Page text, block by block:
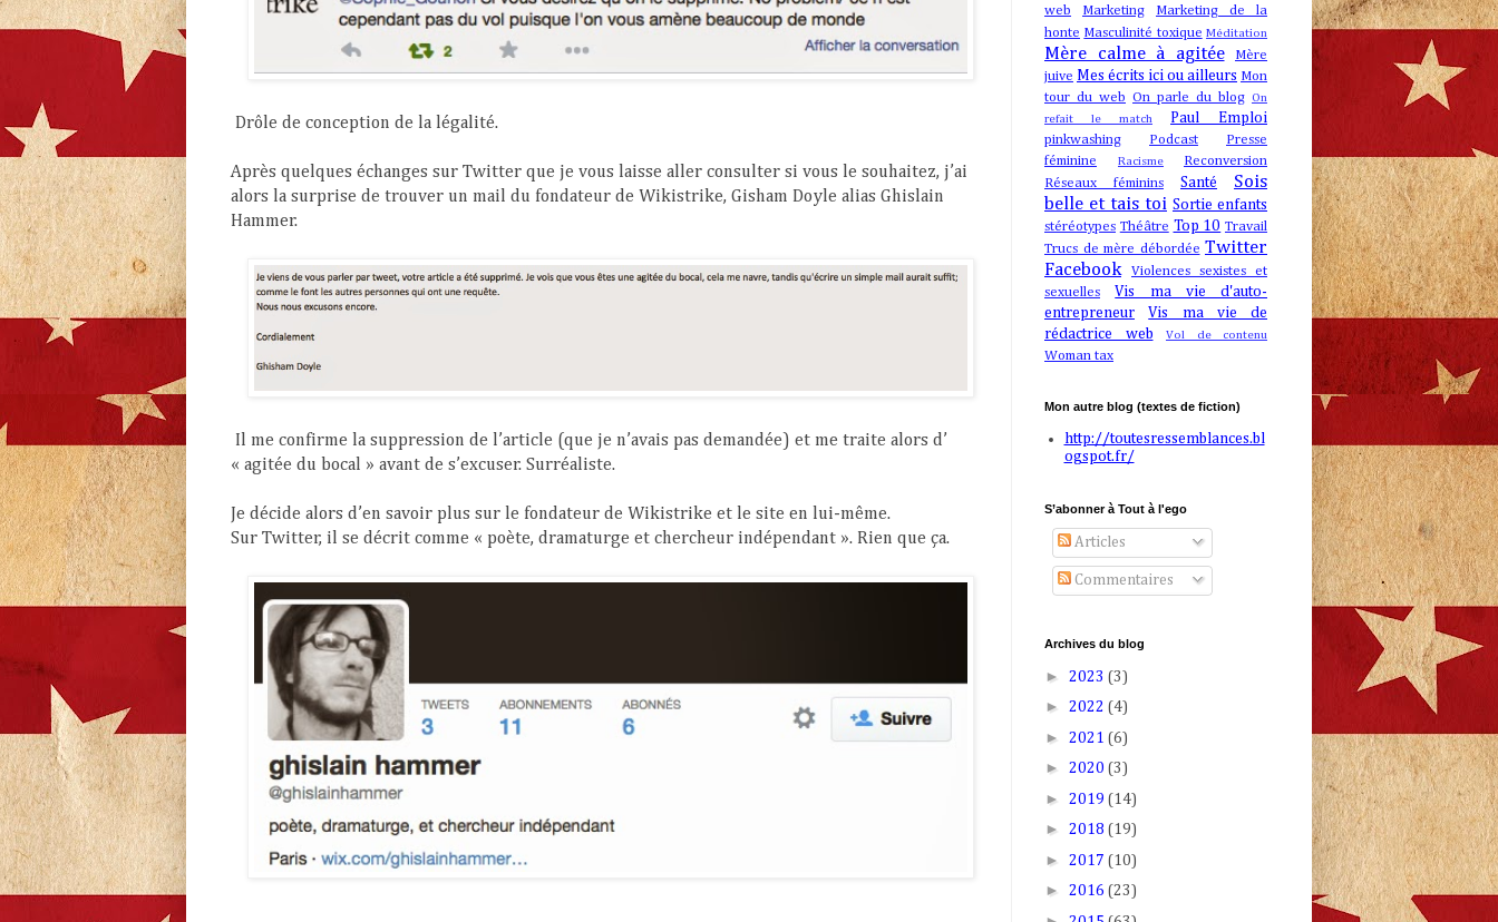
Drôle de conception de la légalité.
Après quelques échanges sur Twitter que je vous laisse aller consulter si vous le souhaitez, j’ai
alors la surprise de trouver un mail du fondateur de Wikistrike, Gisham Doyle alias Ghislain
Hammer.
Il me confirme la suppression de l’article (que je n’avais pas demandée) et me traite alors d’
« agitée du bocal » avant de s’excuser. Surréaliste.
Je décide alors d’en savoir plus sur le fondateur de Wikistrike et le site en lui-même.
Sur Twitter, il se décrit comme « poète, dramaturge et chercheur indépendant ». Rien que ça.
web
Marketing
Marketing de la
honte Masculinité toxique Méditation
Mère calme à agitée
Mère
juive Mes écrits ici ou ailleurs Mon
tour du web On parle du blog
On
refait le match
Paul Emploi
pinkwashing Podcast
Presse
féminine
Racisme
Reconversion
Réseaux féminins
Santé
Sois
belle et tais toi Sortie enfants
stéréotypes Théâtre Top 10 Travail
Trucs de mère débordée Twitter
Facebook
Violences sexistes et
sexuelles
Vis ma vie d'auto-
entrepreneur
Vis ma vie de
rédactrice web
Vol de contenu
Woman tax
Mon autre blog (textes de fiction)
http://toutesressemblances.bl
ogspot.fr/
S’abonner à Tout à l'ego
Articles
Commentaires
Archives du blog
► 2023 (3)
► 2022 (4)
► 2021 (6)
► 2020 (3)
► 2019 (14)
► 2018 (19)
► 2017 (10)
► 2016 (23)